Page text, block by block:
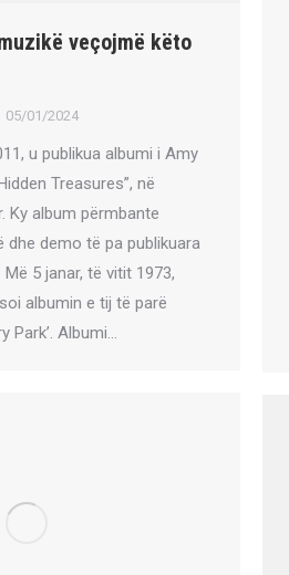
veçojmë këto
05/01/2024
u publikua albumi i Amy
Treasures”, në
Ky album përmbante
dhe demo të pa publikuara
5 janar, të vitit 1973,
albumin e tij të parë
Park’. Albumi…